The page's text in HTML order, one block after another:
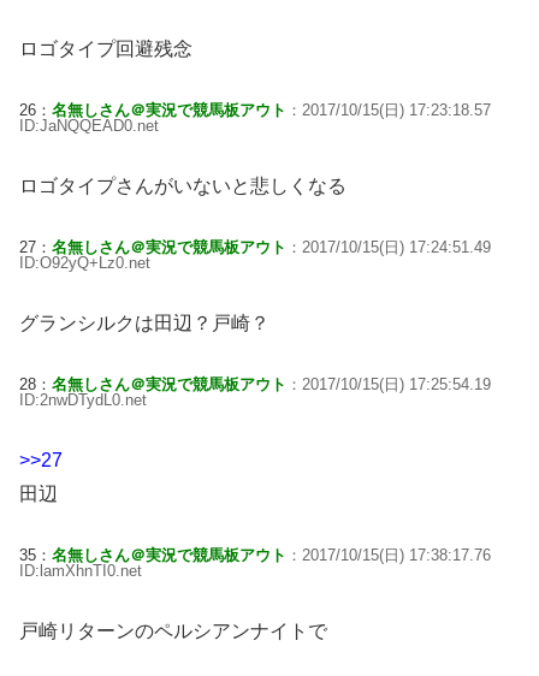
ロゴタイプ回避残念
26： 名無しさん＠実況で競馬板アウト ：2017/10/15(日) 17:23:18.57
ID:JaNQQEAD0.net
ロゴタイプさんがいないと悲しくなる
27： 名無しさん＠実況で競馬板アウト ：2017/10/15(日) 17:24:51.49
ID:O92yQ+Lz0.net
グランシルクは田辺？戸崎？
28： 名無しさん＠実況で競馬板アウト ：2017/10/15(日) 17:25:54.19
ID:2nwDTydL0.net
>>27
田辺
35： 名無しさん＠実況で競馬板アウト ：2017/10/15(日) 17:38:17.76
ID:lamXhnTI0.net
戸崎リターンのペルシアンナイトで